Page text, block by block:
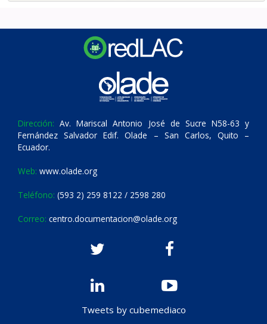
Dirección: Av. Mariscal Antonio José de Sucre N58-63 y
Fernández Salvador Edif. Olade – San Carlos, Quito –
Ecuador.
Web: www.olade.org
Teléfono: (593 2) 259 8122 / 2598 280
Correo: centro.documentacion@olade.org
Tweets by cubemediaco